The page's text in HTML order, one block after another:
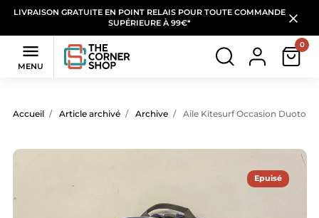
LIVRAISON GRATUITE EN POINT RELAIS POUR TOUTE COMMANDE
SUPÉRIEURE À 99€*

MENU
0
Accueil Article archivé Archive Aile Kitesurf Occasion Duotone
Epuisé